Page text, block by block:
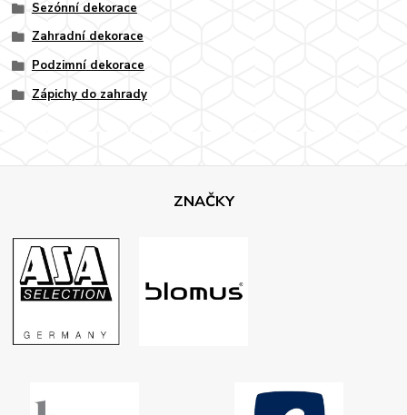
Sezónní dekorace
Zahradní dekorace
Podzimní dekorace
Zápichy do zahrady
ZNAČKY